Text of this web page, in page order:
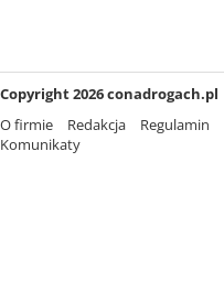
Copyright 2026 conadrogach.pl
O firmie
Redakcja Regulamin
Komunikaty